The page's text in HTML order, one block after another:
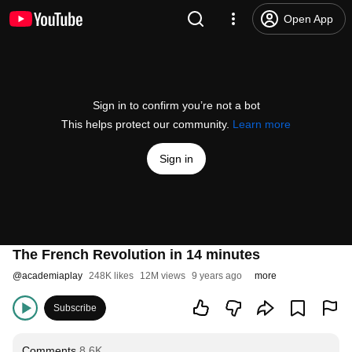
Open App
Sign in to confirm you’re not a bot
This helps protect our community. Learn more
Sign in
The French Revolution in 14 minutes
@academiaplay 248K likes 12M views 9 years ago more
Subscribe